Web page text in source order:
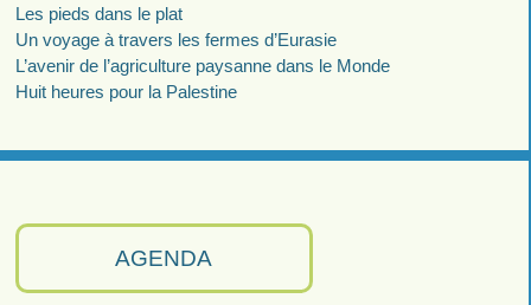
AGENDA
Les pieds dans le plat
Un voyage à travers les fermes d’Eurasie
L’avenir de l’agriculture paysanne dans le Monde
Huit heures pour la Palestine